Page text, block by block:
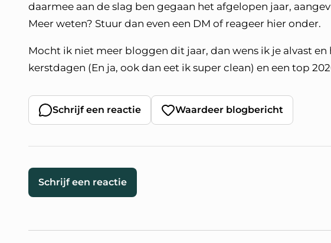
daarmee aan de slag ben gegaan het afgelopen jaar,
Meer weten? Stuur dan even een DM of reageer hier onder.
Mocht ik niet meer bloggen dit jaar, dan wens ik je alvast
kerstdagen (En ja, ook dan eet ik super clean) en een top
Schrijf een reactie Waardeer blogbericht
Schrijf een reactie